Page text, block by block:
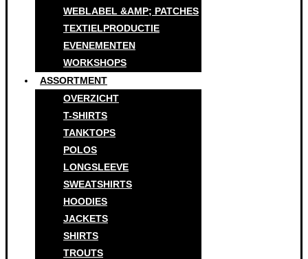
WEBLABEL &AMP; PATCHES
TEXTIELPRODUCTIE
EVENEMENTEN
WORKSHOPS
ASSORTMENT
OVERZICHT
T-SHIRTS
TANKTOPS
POLOS
LONGSLEEVE
SWEATSHIRTS
HOODIES
JACKETS
SHIRTS
TROUTS